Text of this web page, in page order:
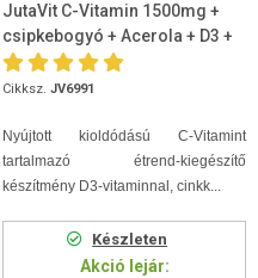
JutaVit C-Vitamin 1500mg +
csipkebogyó + Acerola + D3 +
Cink 100db
Cikksz. JV6991
Nyújtott kioldódású C-Vitamint
tartalmazó étrend-kiegészítő
készítmény D3-vitaminnal, cinkk...
Készleten
Akció lejár: